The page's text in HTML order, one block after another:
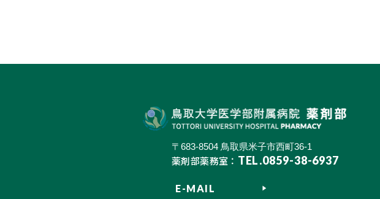
〒683-8504 鳥取県米子市西町36-1
薬剤部薬務室： TEL.0859-38-6937
E-MAIL